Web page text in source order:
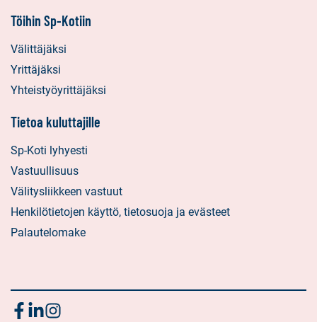
Töihin Sp-Kotiin
Välittäjäksi
Yrittäjäksi
Yhteistyöyrittäjäksi
Tietoa kuluttajille
Sp-Koti lyhyesti
Vastuullisuus
Välitysliikkeen vastuut
Henkilötietojen käyttö, tietosuoja ja evästeet
Palautelomake
Seuraa
Sosiaalinen
Sosiaalinen
Sosiaalinen